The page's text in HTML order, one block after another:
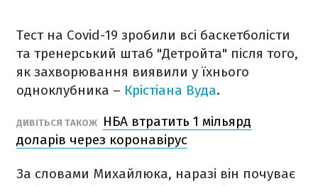
Тест на Covid-19 зробили всі баскетболісти
та тренерський штаб "Детройта" після того,
як захворювання виявили у їхнього
одноклубника – Крістіана Вуда.
ДИВІТЬСЯ ТАКОЖ
НБА втратить 1 мільярд
доларів через коронавірус
За словами Михайлюка, наразі він почуває